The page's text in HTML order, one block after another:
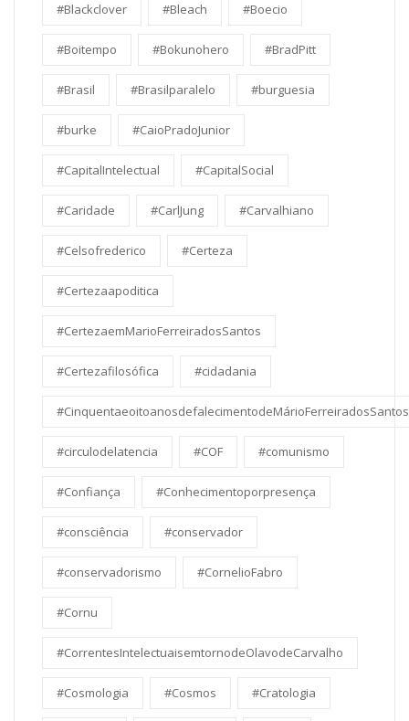
#Blackclover #Bleach #Boecio
#Boitempo #Bokunohero #BradPitt
#Brasil #Brasilparalelo #burguesia
#burke #CaioPradoJunior
#CapitalIntelectual #CapitalSocial
#Caridade #CarlJung #Carvalhiano
#Celsofrederico #Certeza
#Certezaapoditica
#CertezaemMarioFerreiradosSantos
#Certezafilosófica #cidadania
#CinquentaeoitoanosdefalecimentodeMárioFerreiradosSantos
#circulodelatencia #COF #comunismo
#Confiança #Conhecimentoporpresença
#consciência #conservador
#conservadorismo #CornelioFabro
#Cornu
#CorrentesIntelectuaisemtornodeOlavodeCarvalho
#Cosmologia #Cosmos #Cratologia